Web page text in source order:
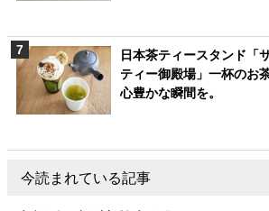
日本茶ティースタンド「
ティー御殿場」一杯のお
心豊かな瞬間を。
今読まれている記事